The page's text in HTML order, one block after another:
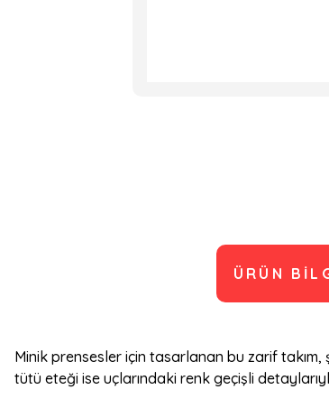
ÜRÜN
Minik prensesler için tasarlanan bu zarif takım,
tütü eteği ise uçlarındaki renk geçişli